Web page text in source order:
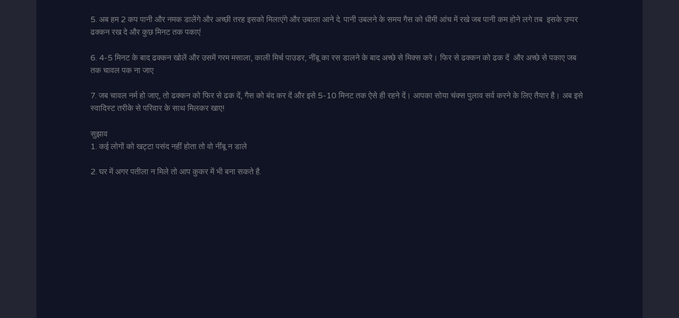
5. अब हम 2 कप पानी और नमक डालेंगे और अच्छी तरह इसको मिलाएंगे और उबाला आने दे. पानी उबलने के समय गैस को धीमी आंच में रखे जब पानी कम होने लगे तब इसके उप्पर
ढक्कन रख दे और कुछ मिनट तक पकाएं
6. 4-5 मिनट के बाद ढक्कन खोलें और उसमें गरम मसाला, काली मिर्च पाउडर, नींबू का रस डालने के बाद अच्छे से मिक्स करे। फिर से ढक्कन को ढक दें और अच्छे से पकाए जब
तक चावल पक ना जाए
7. जब चावल नर्म हो जाए, तो ढक्कन को फिर से ढक दें, गैस को बंद कर दें और इसे 5-10 मिनट तक ऐसे ही रहने दें। आपका सोया चंक्स पुलाव सर्व करने के लिए तैयार है। अब इसे
स्वादिस्ट तरीके से परिवार के साथ मिलकर खाए!
सुझाव
1. कई लोगों को खट्टा पसंद नहीं होता तो वो नींबू न डाले
2. घर में अगर पतीला न मिले तो आप कुकर में भी बना सकते है.